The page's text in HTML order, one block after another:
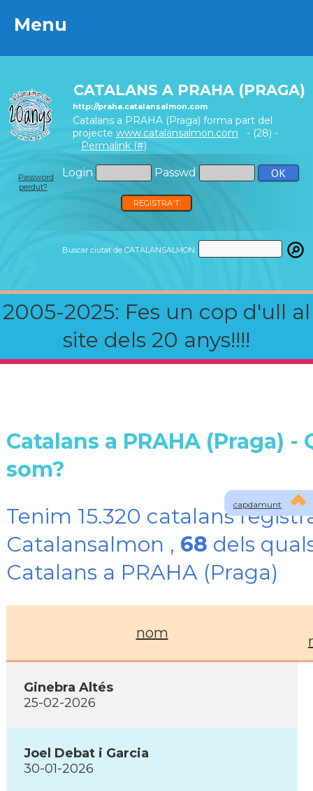
Menu
CATALANS A PRAHA (PRAGA)
http://praha.catalansalmon.com
Catalans a PRAHA (Praga) forma part del
projecte www.catalansalmon.com - (28) -
Permalink (#)
Login Passwd
Password
perdut?
REGISTRA'T
Buscar ciutat de CATALANSALMON:
2005-2025: Fes un cop d'ull al
site dels 20 anys!!!!
Menu
capdamunt
Catalans a PRAHA (Praga) -
som?
Tenim 15.320 catalans
Catalansalmon , 68 dels
Catalans a PRAHA (Praga)
nom
Ginebra Altés
25-02-2026
Joel Debat i Garcia
30-01-2026